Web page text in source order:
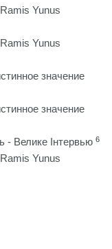
Yunus
Yunus
значение
значение
- Велике Інтервью 6
Yunus